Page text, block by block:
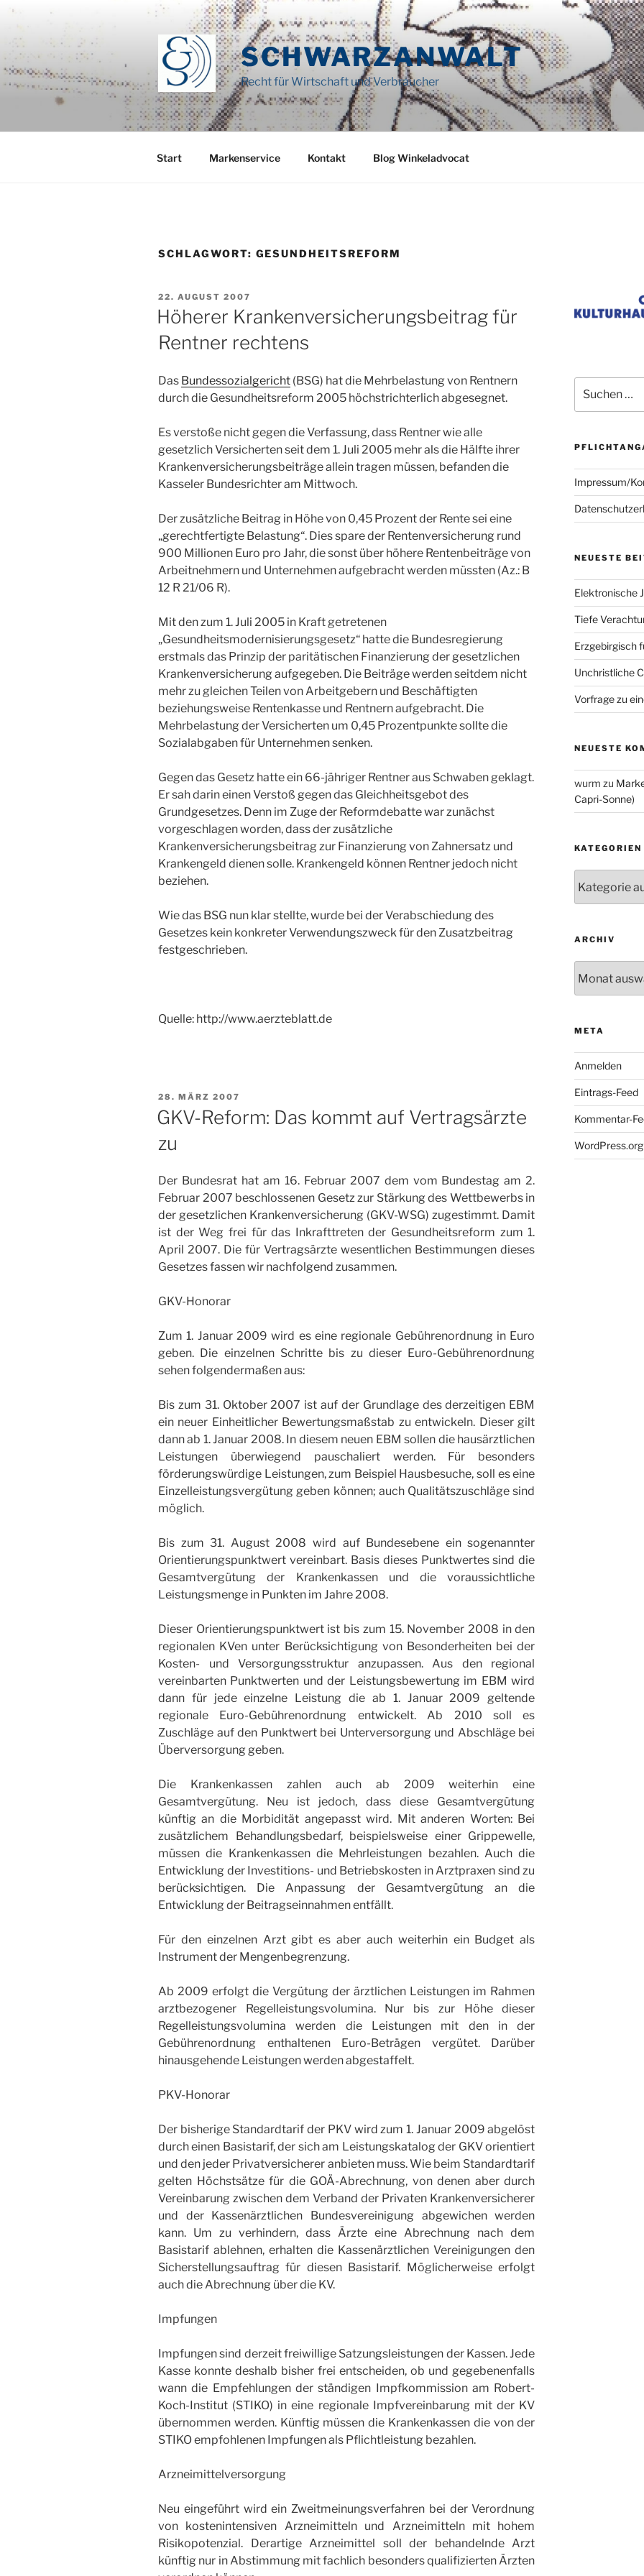
Zum
Inhalt
springen
SCHWARZANWALT
Recht für Wirtschaft und Verbraucher
Start Markenservice Kontakt Blog Winkeladvocat
SCHLAGWORT: GESUNDHEITSREFORM
VERÖFFENTLICHT
AM
22. AUGUST 2007
Höherer Krankenversicherungsbeitrag für
Rentner rechtens
Das Bundessozialgericht (BSG) hat die Mehrbelastung von Rentnern
durch die Gesundheitsreform 2005 höchstrichterlich abgesegnet.
Es verstoße nicht gegen die Verfassung, dass Rentner wie alle
gesetzlich Versicherten seit dem 1. Juli 2005 mehr als die Hälfte ihrer
Krankenversicherungsbeiträge allein tragen müssen, befanden die
Kasseler Bundesrichter am Mittwoch.
Der zusätzliche Beitrag in Höhe von 0,45 Prozent der Rente sei eine
„gerechtfertigte Belastung“. Dies spare der Rentenversicherung rund
900 Millionen Euro pro Jahr, die sonst über höhere Rentenbeiträge von
Arbeitnehmern und Unternehmen aufgebracht werden müssten (Az.: B
12 R 21/06 R).
Mit den zum 1. Juli 2005 in Kraft getretenen
„Gesundheitsmodernisierungsgesetz“ hatte die Bundesregierung
erstmals das Prinzip der paritätischen Finanzierung der gesetzlichen
Krankenversicherung aufgegeben. Die Beiträge werden seitdem nicht
mehr zu gleichen Teilen von Arbeitgebern und Beschäftigten
beziehungsweise Rentenkasse und Rentnern aufgebracht. Die
Mehrbelastung der Versicherten um 0,45 Prozentpunkte sollte die
Sozialabgaben für Unternehmen senken.
Gegen das Gesetz hatte ein 66-jähriger Rentner aus Schwaben geklagt.
Er sah darin einen Verstoß gegen das Gleichheitsgebot des
Grundgesetzes. Denn im Zuge der Reformdebatte war zunächst
vorgeschlagen worden, dass der zusätzliche
Krankenversicherungsbeitrag zur Finanzierung von Zahnersatz und
Krankengeld dienen solle. Krankengeld können Rentner jedoch nicht
beziehen.
Wie das BSG nun klar stellte, wurde bei der Verabschiedung des
Gesetzes kein konkreter Verwendungszweck für den Zusatzbeitrag
festgeschrieben.
Quelle: http://www.aerzteblatt.de
VERÖFFENTLICHT
28. MÄRZ 2007
GKV-Reform: Das kommt auf Vertragsärzte
zu
Der Bundesrat hat am 16. Februar 2007 dem vom Bundestag am 2.
Februar 2007 beschlossenen Gesetz zur Stärkung des Wettbewerbs in
der gesetzlichen Krankenversicherung (GKV-WSG) zugestimmt. Damit
ist der Weg frei für das Inkrafttreten der Gesundheitsreform zum 1.
April 2007. Die für Vertragsärzte wesentlichen Bestimmungen dieses
Gesetzes fassen wir nachfolgend zusammen.
GKV-Honorar
Zum 1. Januar 2009 wird es eine regionale Gebührenordnung in Euro
geben. Die einzelnen Schritte bis zu dieser Euro-Gebührenordnung
sehen folgendermaßen aus:
Bis zum 31. Oktober 2007 ist auf der Grundlage des derzeitigen EBM
ein neuer Einheitlicher Bewertungsmaßstab zu entwickeln. Dieser gilt
dann ab 1. Januar 2008. In diesem neuen EBM sollen die hausärztlichen
Leistungen überwiegend pauschaliert werden. Für besonders
förderungswürdige Leistungen, zum Beispiel Hausbesuche, soll es eine
Einzelleistungsvergütung geben können; auch Qualitätszuschläge sind
möglich.
Bis zum 31. August 2008 wird auf Bundesebene ein sogenannter
Orientierungspunktwert vereinbart. Basis dieses Punktwertes sind die
Gesamtvergütung der Krankenkassen und die voraussichtliche
Leistungsmenge in Punkten im Jahre 2008.
Dieser Orientierungspunktwert ist bis zum 15. November 2008 in den
regionalen KVen unter Berücksichtigung von Besonderheiten bei der
Kosten- und Versorgungsstruktur anzupassen. Aus den regional
vereinbarten Punktwerten und der Leistungsbewertung im EBM wird
dann für jede einzelne Leistung die ab 1. Januar 2009 geltende
regionale Euro-Gebührenordnung entwickelt. Ab 2010 soll es
Zuschläge auf den Punktwert bei Unterversorgung und Abschläge bei
Überversorgung geben.
Die Krankenkassen zahlen auch ab 2009 weiterhin eine
Gesamtvergütung. Neu ist jedoch, dass diese Gesamtvergütung
künftig an die Morbidität angepasst wird. Mit anderen Worten: Bei
zusätzlichem Behandlungsbedarf, beispielsweise einer Grippewelle,
müssen die Krankenkassen die Mehrleistungen bezahlen. Auch die
Entwicklung der Investitions- und Betriebskosten in Arztpraxen sind zu
berücksichtigen. Die Anpassung der Gesamtvergütung an die
Entwicklung der Beitragseinnahmen entfällt.
Für den einzelnen Arzt gibt es aber auch weiterhin ein Budget als
Instrument der Mengenbegrenzung.
Ab 2009 erfolgt die Vergütung der ärztlichen Leistungen im Rahmen
arztbezogener Regelleistungsvolumina. Nur bis zur Höhe dieser
Regelleistungsvolumina werden die Leistungen mit den in der
Gebührenordnung enthaltenen Euro-Beträgen vergütet. Darüber
hinausgehende Leistungen werden abgestaffelt.
PKV-Honorar
Der bisherige Standardtarif der PKV wird zum 1. Januar 2009 abgelöst
durch einen Basistarif, der sich am Leistungskatalog der GKV orientiert
und den jeder Privatversicherer anbieten muss. Wie beim Standardtarif
gelten Höchstsätze für die GOÄ-Abrechnung, von denen aber durch
Vereinbarung zwischen dem Verband der Privaten Krankenversicherer
und der Kassenärztlichen Bundesvereinigung abgewichen werden
kann. Um zu verhindern, dass Ärzte eine Abrechnung nach dem
Basistarif ablehnen, erhalten die Kassenärztlichen Vereinigungen den
Sicherstellungsauftrag für diesen Basistarif. Möglicherweise erfolgt
auch die Abrechnung über die KV.
Impfungen
Impfungen sind derzeit freiwillige Satzungsleistungen der Kassen. Jede
Kasse konnte deshalb bisher frei entscheiden, ob und gegebenenfalls
wann die Empfehlungen der ständigen Impfkommission am Robert-
Koch-Institut (STIKO) in eine regionale Impfvereinbarung mit der KV
übernommen werden. Künftig müssen die Krankenkassen die von der
STIKO empfohlenen Impfungen als Pflichtleistung bezahlen.
Arzneimittelversorgung
Neu eingeführt wird ein Zweitmeinungsverfahren bei der Verordnung
von kostenintensiven Arzneimitteln und Arzneimitteln mit hohem
Risikopotenzial. Derartige Arzneimittel soll der behandelnde Arzt
künftig nur in Abstimmung mit fachlich besonders qualifizierten Ärzten
nach:
Impressum/
NEUESTE
Elektronische
Tiefe
Erzgebirgisch
Unchristliche
Vorfrage zu
NEUESTE
wurm zu
Capri-Sonne)
KATEGORIEN
ARCHIV
META
Anmelden
Eintrags-Feed
Kommentar-
WordPress.org